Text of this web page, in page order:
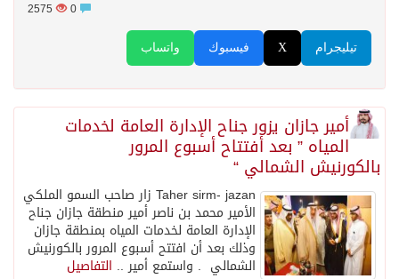
2575
واتساب فيسبوك X تيليجرام
أمير جازان يزور جناح الإدارة العامة لخدمات
المياه ” بعد أفتتاح أسبوع المرور
بالكورنيش الشمالي “
Taher sirm- jazan زار صاحب السمو الملكي
الأمير محمد بن ناصر أمير منطقة جازان جناح
الإدارة العامة لخدمات المياه بمنطقة جازان
وذلك بعد أن افتتح أسبوع المرور بالكورنيش
الشمالي . واستمع أمير .. التفاصيل